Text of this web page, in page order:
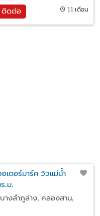
ติดต่อ 11 เดือน
อเตอร์มาร์ค วิวแม่น้ำ
.ม.
งลำภูล่าง, คลองสาน,